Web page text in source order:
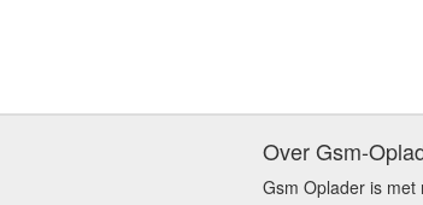
Over Gsm-
Gsm Oplader is